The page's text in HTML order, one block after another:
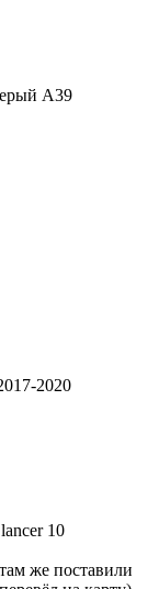
A39
2020
10
же поставили